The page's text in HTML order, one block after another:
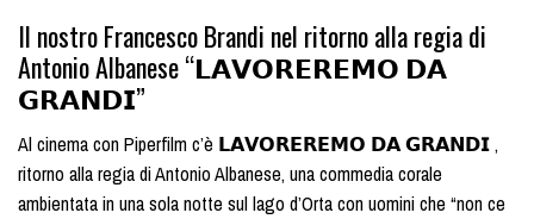
Il nostro Francesco Brandi nel ritorno alla regia di
Antonio Albanese “𝗟𝗔𝗩𝗢𝗥𝗘𝗥𝗘𝗠𝗢 𝗗𝗔
𝗚𝗥𝗔𝗡𝗗𝗜”
Al cinema con Piperfilm c’è 𝗟𝗔𝗩𝗢𝗥𝗘𝗥𝗘𝗠𝗢 𝗗𝗔 𝗚𝗥𝗔𝗡𝗗𝗜 ,
ritorno alla regia di Antonio Albanese, una commedia corale
ambientata in una sola notte sul lago d’Orta con uomini che “non ce